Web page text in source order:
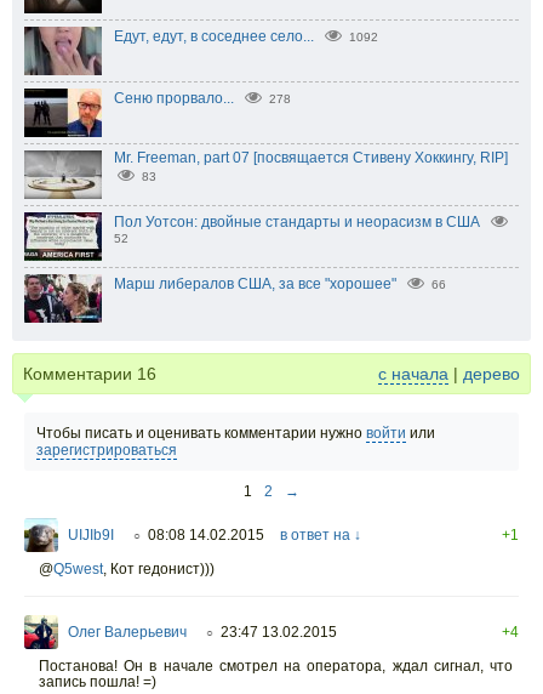
Едут, едут, в соседнее село... 1092
Сеню прорвало... 278
Mr. Freeman, part 07 [посвящается Стивену Хоккингу, RIP]
83
Пол Уотсон: двойные стандарты и неорасизм в США
52
Марш либералов США, за все "хорошее" 66
Комментарии 16 с начала | дерево
Чтобы писать и оценивать комментарии нужно войти или
зарегистрироваться
1 2 →
UIJIb9I ○ 08:08 14.02.2015 в ответ на ↓
+1
@Q5west, Кот гедонист)))
Олег Валерьевич ○ 23:47 13.02.2015
+4
Постанова! Он в начале смотрел на оператора, ждал сигнал, что
запись пошла! =)